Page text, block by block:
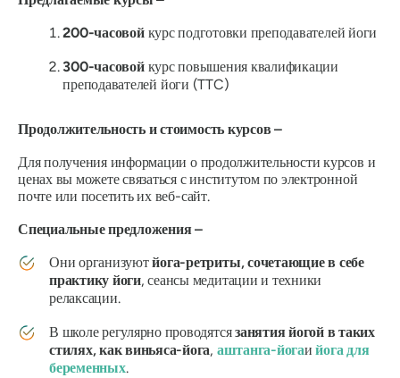
200-часовой курс подготовки преподавателей йоги
300-часовой курс повышения квалификации
преподавателей йоги (TTC)
Продолжительность и стоимость курсов –
Для получения информации о продолжительности курсов и
ценах вы можете связаться с институтом по электронной
почте или посетить их веб-сайт.
Специальные предложения –
Они организуютйога-ретриты, сочетающие в себе
практику йоги, сеансы медитации и техники
релаксации.
В школе регулярно проводятсязанятия йогой в таких
стилях, как виньяса-йога, аштанга-йогаийога для
беременных.